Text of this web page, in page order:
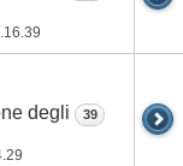
degli
39